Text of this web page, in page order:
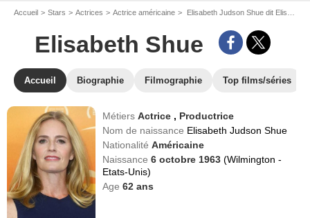
Accueil Stars Actrices Actrice américaine Elisabeth Judson Shue dit Elisabeth Shue
Elisabeth Shue
Accueil Biographie Filmographie Top films/séries
MétiersActrice , Productrice
Nom de naissance Elisabeth Judson Shue
NationalitéAméricaine
Naissance6 octobre 1963(Wilmington -
Etats-Unis)
Age62 ans